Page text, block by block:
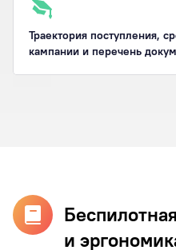
Траектория поступления,
кампании и перечень
и